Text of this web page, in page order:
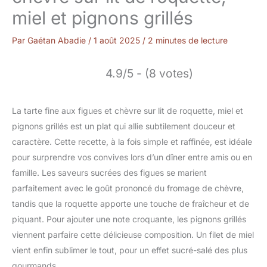
miel et pignons grillés
Par Gaétan Abadie / 1 août 2025 / 2 minutes de lecture
4.9/5 - (8 votes)
La tarte fine aux figues et chèvre sur lit de roquette, miel et
pignons grillés est un plat qui allie subtilement douceur et
caractère. Cette recette, à la fois simple et raffinée, est idéale
pour surprendre vos convives lors d’un dîner entre amis ou en
famille. Les saveurs sucrées des figues se marient
parfaitement avec le goût prononcé du fromage de chèvre,
tandis que la roquette apporte une touche de fraîcheur et de
piquant. Pour ajouter une note croquante, les pignons grillés
viennent parfaire cette délicieuse composition. Un filet de miel
vient enfin sublimer le tout, pour un effet sucré-salé des plus